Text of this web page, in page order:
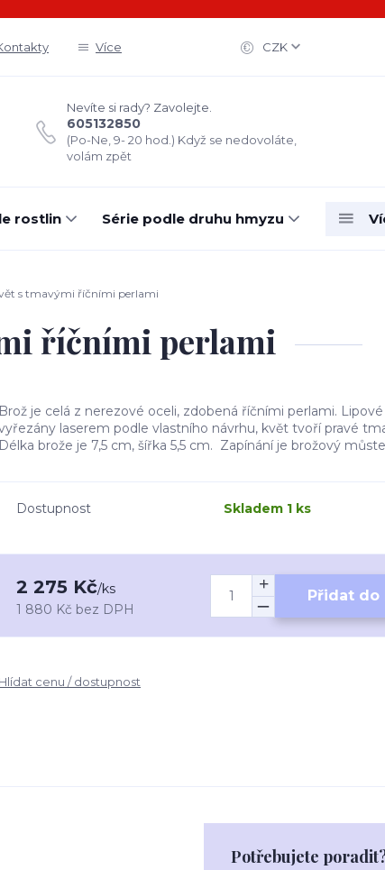
Více CZK
Nevíte si rady? Zavolejte.
605132850
(Po-Ne, 9- 20 hod.) Když se nedovoláte,
volám zpět
rostlin Série podle druhu hmyzu
s tmavými říčními perlami
říčními perlami
Brož je celá z nerezové oceli, zdobená říčními perlami.
laserem podle vlastního návrhu, květ tvoří pravé
Délka brože je 7,5 cm, šířka 5,5 cm. Zapínání je brožový
Dostupnost Skladem 1 ks
2 275 Kč/ks
1 880 Kč bez DPH
Přidat do
Hlídat cenu / dostupnost
Potřebujete